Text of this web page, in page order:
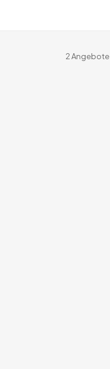
2Angebote